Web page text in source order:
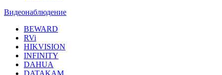
Видеонаблюдение
BEWARD
RVi
HIKVISION
INFINITY
DAHUA
DATAKAM